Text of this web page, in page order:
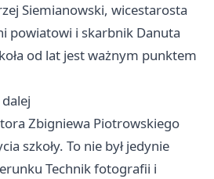
Siemianowski, wicestarosta
powiatowi i skarbnik Danuta
od lat jest ważnym punktem
Zbigniewa Piotrowskiego
szkoły. To nie był jedynie
Technik fotografii i